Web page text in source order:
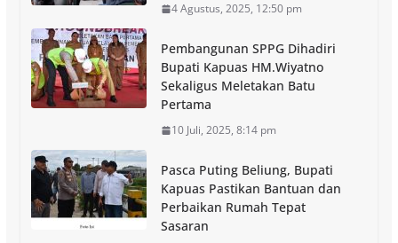
4 Agustus, 2025, 12:50 pm
Pembangunan SPPG Dihadiri
Bupati Kapuas HM.Wiyatno
Sekaligus Meletakan Batu
Pertama
10 Juli, 2025, 8:14 pm
Pasca Puting Beliung, Bupati
Kapuas Pastikan Bantuan dan
Perbaikan Rumah Tepat
Sasaran